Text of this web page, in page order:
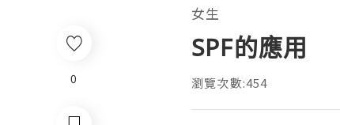
女生
SPF的應用
瀏覽次數:454
0